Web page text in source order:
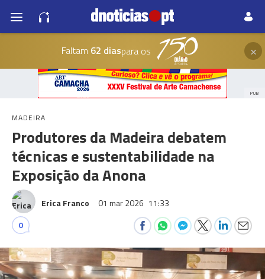
Faltam 62 diaspara os ×
PUB
MADEIRA
Produtores da Madeira debatem
técnicas e sustentabilidade na
Exposição da Anona
Erica Franco 01 mar 2026 11:33
0